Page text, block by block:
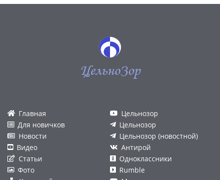
ЦельноЗор
Главная
Для новичков
Новости
Видео
Статьи
Фото
Цельнозор
Цельнозор
Цельнозор (новостной)
Антирой
Одноклассники
Rumble